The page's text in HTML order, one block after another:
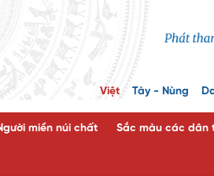
Việt Tày - Nùng
miền núi chất Sắc màu các dân